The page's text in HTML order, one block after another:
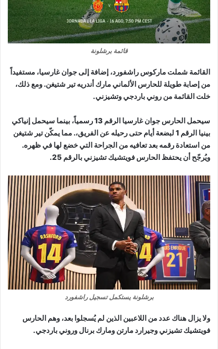
قائمة برشلونة
القائمة شملت ماركوس راشفورد، إضافة إلى جوان غارسيا، مستفيداً
من إصابة طويلة للحارس الألماني مارك أندريه تير شتيغن. ومع ذلك،
خلت القائمة من روني باردجي وتشيزني.
سيحمل الحارس جوان غارسيا الرقم 13 رسمياً، بينما سيحمل إنياكي
بينيا الرقم 1 لبضعة أيام حتى رحيله عن الفريق،. مما يمكّن تير شتيغن
من استعادة رقمه بعد تعافيه من الجراحة التي خضع لها في ظهره.
ويُرجّح أن يحتفظ الحارس فويتشيك تشيزني بالرقم 25.
برشلونة يستكمل تسجيل راشفورد
ولا يزال هناك عدد من اللاعبين الذين لم يُسجلوا بعد، وهم الحارس
فويتشيك تشيزني وجيرارد مارتن ومارك برنال وروني باردجي.